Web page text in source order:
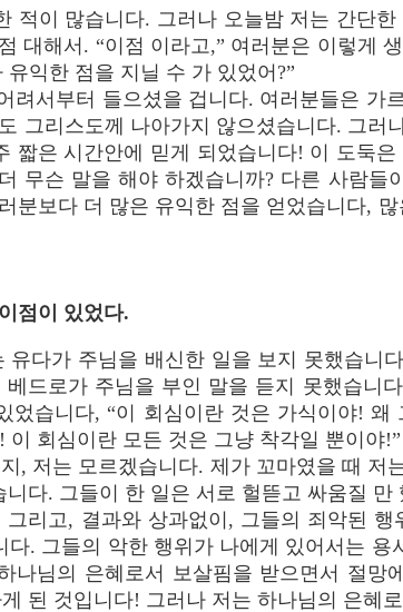
적이 많습니다. 그러나 오늘밤 저는 간단
대해서. “이점 이라고,” 여러분은 이렇게
익한 점을 지닐 수 가 있었어?”
려서부터 들으셨을 겁니다. 여러분들은 가
그리스도께 나아가지 않으셨습니다. 그러
짧은 시간안에 믿게 되었습니다! 이 도둑은
무슨 말을 해야 하겠습니까? 다른 사람들
분보다 더 많은 유익한 점을 얻었습니다,
점이 있었다.
다가 주님을 배신한 일을 보지 못했습니
드로가 주님을 부인 말을 듣지 못했습니
었습니다, “이 회심이란 것은 가식이야! 왜
회심이란 모든 것은 그냥 착각일 뿐이야!”
, 저는 모르겠습니다. 제가 꼬마였을 때 저
다. 그들이 한 일은 서로 헐뜯고 싸움질 만
리고, 결과와 상과없이, 그들의 죄악된 행
. 그들의 악한 행위가 나에게 있어서는 용
나님의 은혜로서 보살핌을 받으면서 절망
된 것입니다! 그러나 저는 하나님의 은혜